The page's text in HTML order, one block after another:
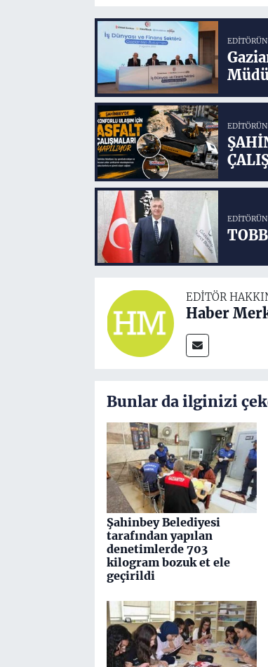
EDITÖR
Haber
Bunlar da ilginizi
Şahinbey Belediyesi
tarafından yapılan
denetimlerde 703
kilogram bozuk et ele
geçirildi